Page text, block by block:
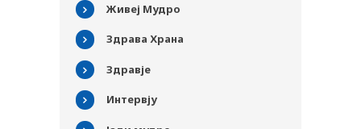
Живеј Мудро
Здрава Храна
Здравје
Интервју